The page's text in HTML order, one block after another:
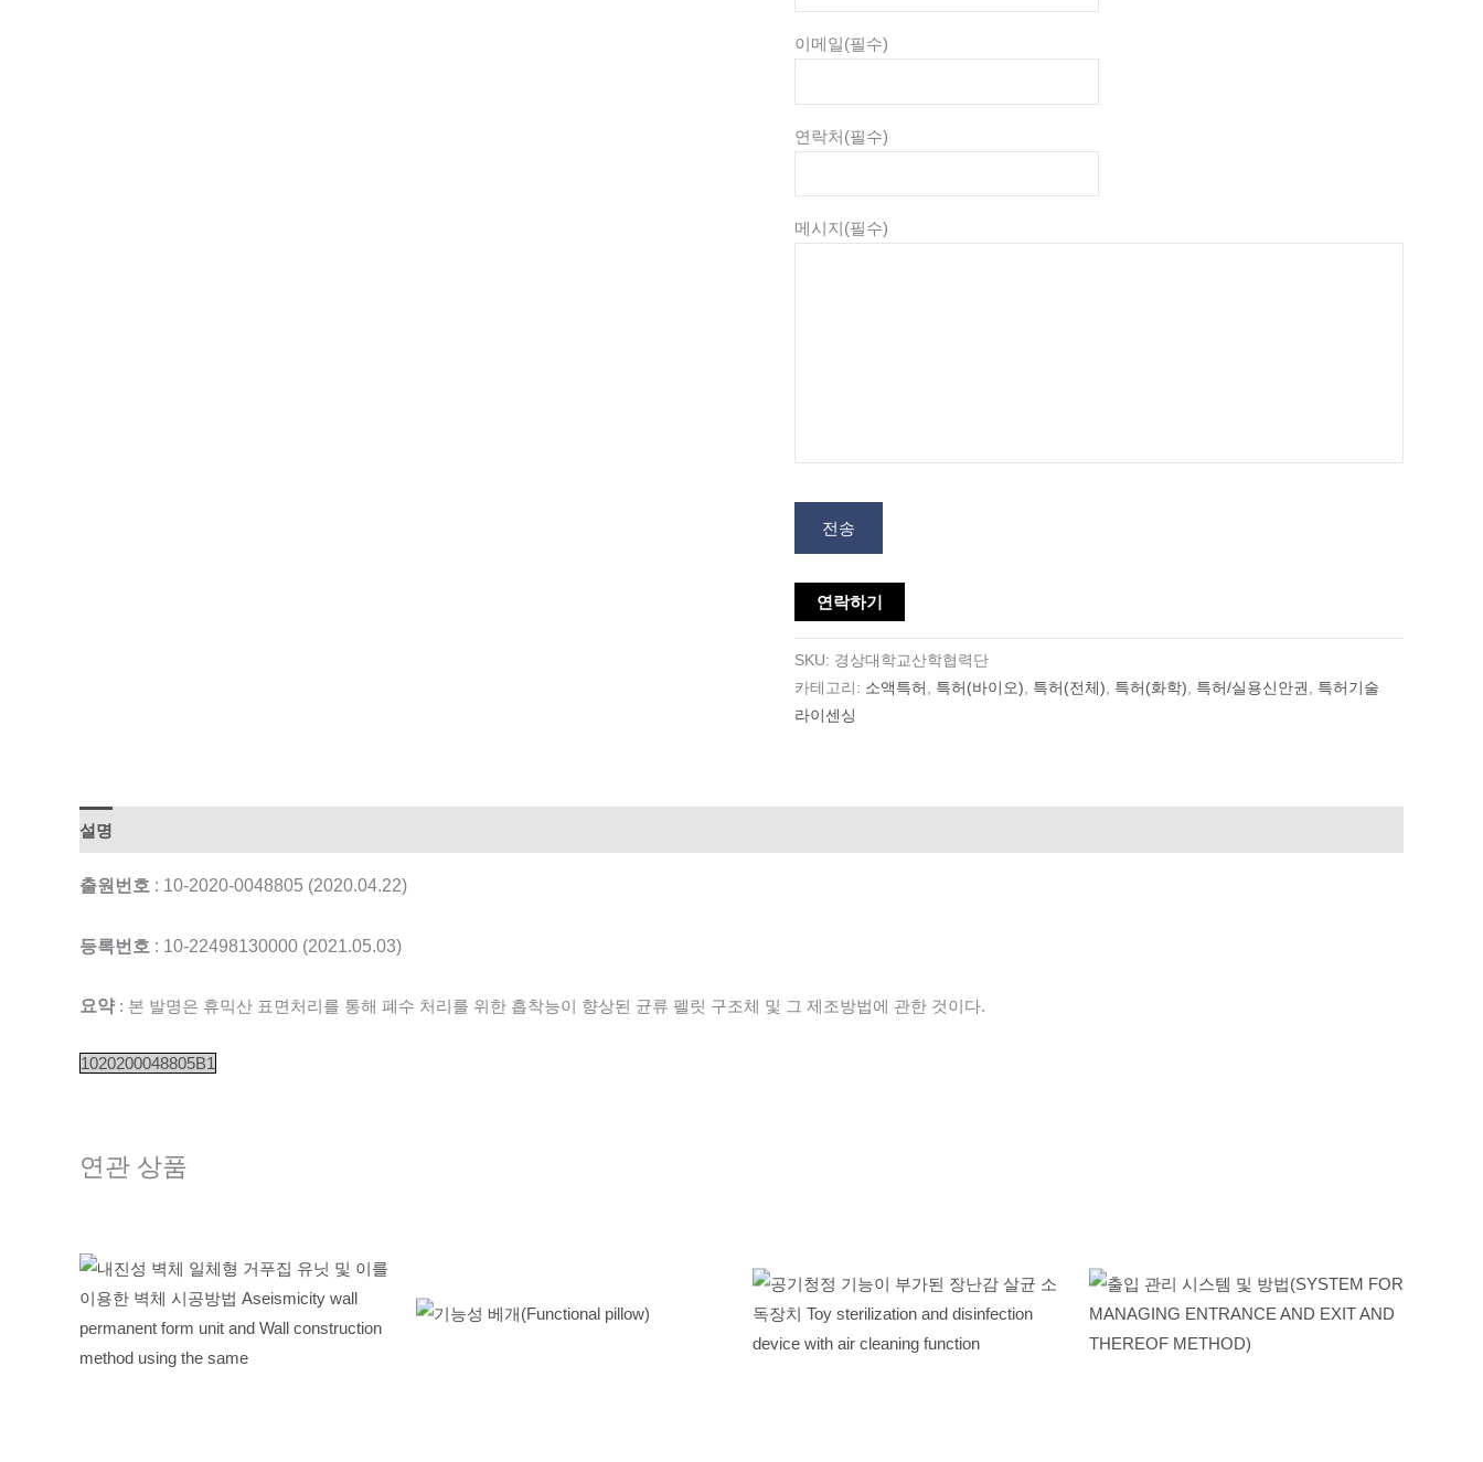
이메일(필수)
연락처(필수)
메시지(필수)
전송
연락하기
SKU: 경상대학교산학협력단
카테고리: 소액특허 특허(바이오) 특허(전체) 특허(화학) 특허/실용신안권
특허기술
라이센싱
설명
출원번호 : 10-2020-0048805 (2020.04.22)
등록번호 : 10-22498130000 (2021.05.03)
요약 : 본 발명은 휴믹산 표면처리를 통해 폐수 처리를 위한 흡착능이 향상된 균류 펠릿 구조체 및 그 제조방법에 관한 것이다.
1020200048805B1
연관 상품